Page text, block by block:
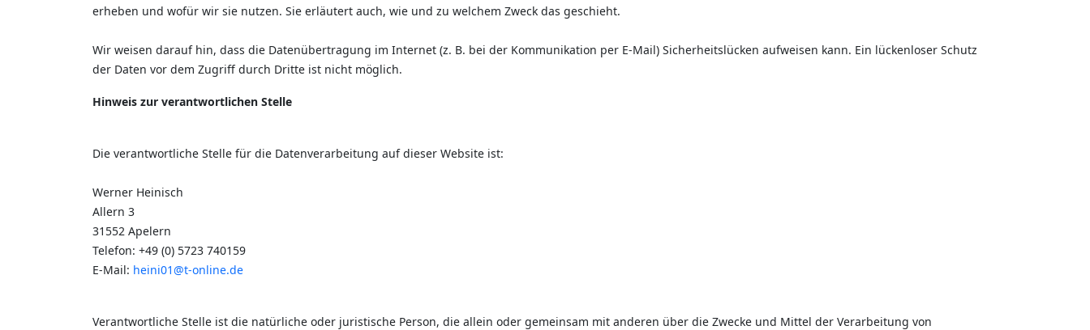
erheben und wofür wir sie nutzen. Sie erläutert auch, wie und zu welchem Zweck das geschieht.
Wir weisen darauf hin, dass die Datenübertragung im Internet (z. B. bei der Kommunikation per E-Mail) Sicherheitslücken aufweisen kann. Ein lückenloser Schutz
der Daten vor dem Zugriff durch Dritte ist nicht möglich.
Hinweis zur verantwortlichen Stelle
Die verantwortliche Stelle für die Datenverarbeitung auf dieser Website ist:
Werner Heinisch
Allern 3
31552 Apelern
Telefon: +49 (0) 5723 740159
E-Mail: heini01@t-online.de
Verantwortliche Stelle ist die natürliche oder juristische Person, die allein oder gemeinsam mit anderen über die Zwecke und Mittel der Verarbeitung von